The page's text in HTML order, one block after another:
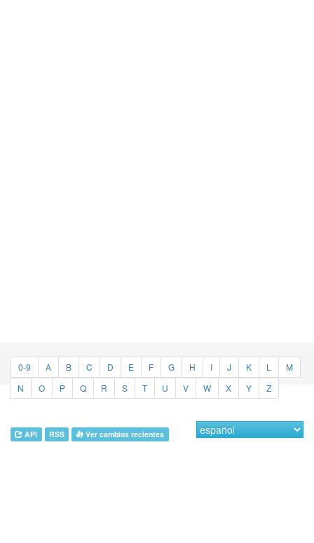
0-9 A B C D E F G H I J K L
M
N
O P Q R S T U V W X Y Z
API RSS Ver cambios recientes